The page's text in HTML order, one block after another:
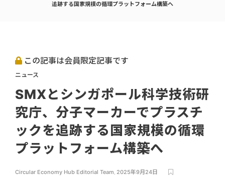
追跡する国家規模の循環プラットフォーム構築へ
この記事は会員限定記事です
ニュース
SMXとシンガポール科学技術研
究庁、分子マーカーでプラスチ
ックを追跡する国家規模の循環
プラットフォーム構築へ
Circular Economy Hub Editorial Team, 2025年9月24日